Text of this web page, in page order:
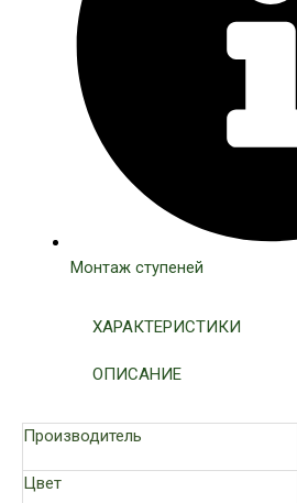
Монтаж ступеней
ХАРАКТЕРИСТИКИ
ОПИСАНИЕ
Производитель
Цвет